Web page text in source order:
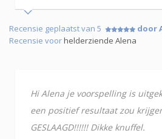
Recensie geplaatst van 5
door
Recensie voorhelderziende Alena
Hi Alena je voorspelling is
een positief resultaat zou
GESLAAGD!!!!!! Dikke knuffel.